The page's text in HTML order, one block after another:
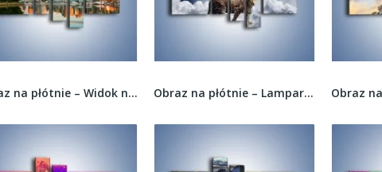
Obraz na płótnie – Widok na Vancouver –... Obraz na płótnie – Lampart na szklanej tafli –...